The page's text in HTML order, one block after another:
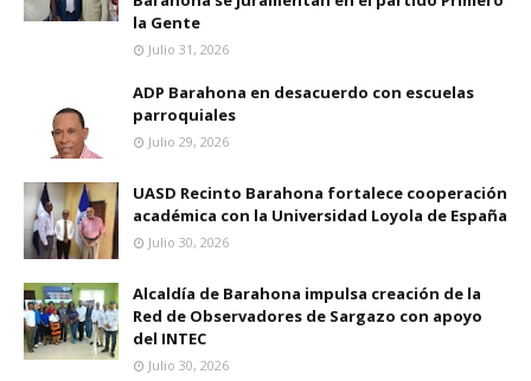
la Gente
Julio 31, 2026
ADP Barahona en desacuerdo con escuelas
parroquiales
Julio 29, 2026
UASD Recinto Barahona fortalece cooperación
académica con la Universidad Loyola de España
Julio 30, 2026
Alcaldía de Barahona impulsa creación de la
Red de Observadores de Sargazo con apoyo
del INTEC
Julio 30, 2026